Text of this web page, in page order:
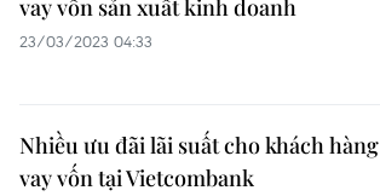
vay vốn sản xuất kinh doanh
23/03/2023 04:33
Nhiều ưu đãi lãi suất cho khách hàng
vay vốn tại Vietcombank